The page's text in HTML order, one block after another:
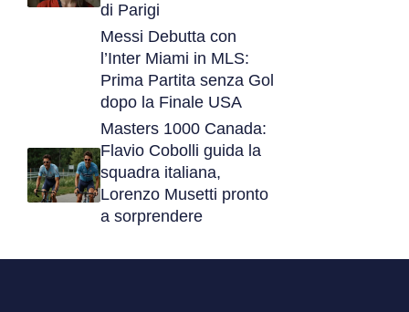
di Parigi
Messi Debutta con
l’Inter Miami in MLS:
Prima Partita senza Gol
dopo la Finale USA
Masters 1000 Canada:
Flavio Cobolli guida la
squadra italiana,
Lorenzo Musetti pronto
a sorprendere